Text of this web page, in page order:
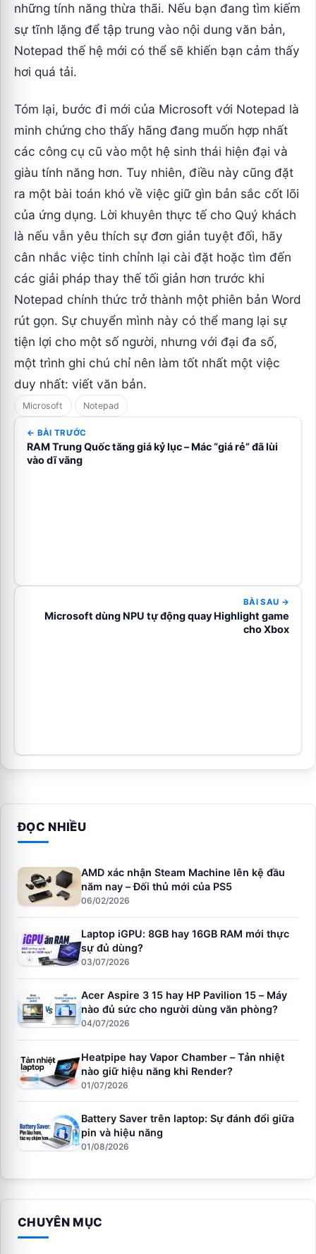
những tính năng thừa thãi. Nếu bạn đang tìm kiếm
sự tĩnh lặng để tập trung vào nội dung văn bản,
Notepad thế hệ mới có thể sẽ khiến bạn cảm thấy
hơi quá tải.
Tóm lại, bước đi mới của Microsoft với Notepad là
minh chứng cho thấy hãng đang muốn hợp nhất
các công cụ cũ vào một hệ sinh thái hiện đại và
giàu tính năng hơn. Tuy nhiên, điều này cũng đặt
ra một bài toán khó về việc giữ gìn bản sắc cốt lõi
của ứng dụng. Lời khuyên thực tế cho Quý khách
là nếu vẫn yêu thích sự đơn giản tuyệt đối, hãy
cân nhắc việc tinh chỉnh lại cài đặt hoặc tìm đến
các giải pháp thay thế tối giản hơn trước khi
Notepad chính thức trở thành một phiên bản Word
rút gọn. Sự chuyển mình này có thể mang lại sự
tiện lợi cho một số người, nhưng với đại đa số,
một trình ghi chú chỉ nên làm tốt nhất một việc
duy nhất: viết văn bản.
Microsoft Notepad
← BÀI TRƯỚC
RAM Trung Quốc tăng giá kỷ lục – Mác “giá rẻ” đã lùi
vào dĩ vãng
BÀI SAU →
Microsoft dùng NPU tự động quay Highlight game
cho Xbox
ĐỌC NHIỀU
AMD xác nhận Steam Machine lên kệ đầu
năm nay – Đối thủ mới của PS5
06/02/2026
Laptop iGPU: 8GB hay 16GB RAM mới thực
sự đủ dùng?
03/07/2026
Acer Aspire 3 15 hay HP Pavilion 15 – Máy
nào đủ sức cho người dùng văn phòng?
04/07/2026
Heatpipe hay Vapor Chamber – Tản nhiệt
nào giữ hiệu năng khi Render?
01/07/2026
Battery Saver trên laptop: Sự đánh đổi giữa
pin và hiệu năng
01/08/2026
CHUYÊN MỤC